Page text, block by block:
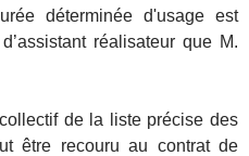
déterminée d'usage est
réalisateur que M.
de la liste précise des
être recouru au contrat de